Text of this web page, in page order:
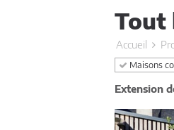
Tout
Accueil
Maisons
Extension